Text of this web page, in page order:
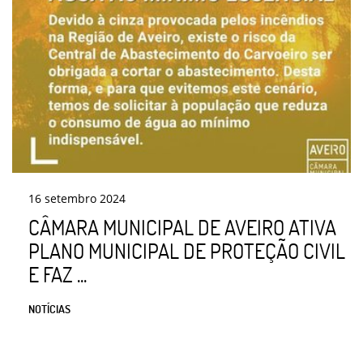
16 setembro 2024
CÂMARA MUNICIPAL DE AVEIRO ATIVA
PLANO MUNICIPAL DE PROTEÇÃO CIVIL
E FAZ ...
NOTÍCIAS